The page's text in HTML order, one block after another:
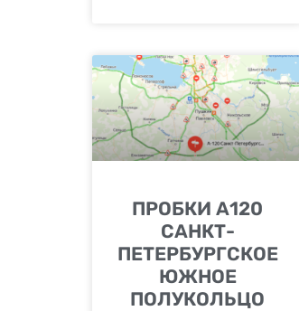
ПРОБКИ А120
САНКТ-
ПЕТЕРБУРГСКОЕ
ЮЖНОЕ
ПОЛУКОЛЬЦО